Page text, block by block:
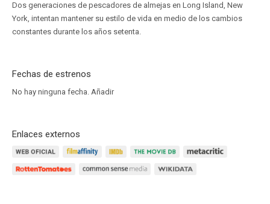
Dos generaciones de pescadores de almejas en Long Island, New
York, intentan mantener su estilo de vida en medio de los cambios
constantes durante los años setenta.
Fechas de estrenos
No hay ninguna fecha. Añadir
Enlaces externos